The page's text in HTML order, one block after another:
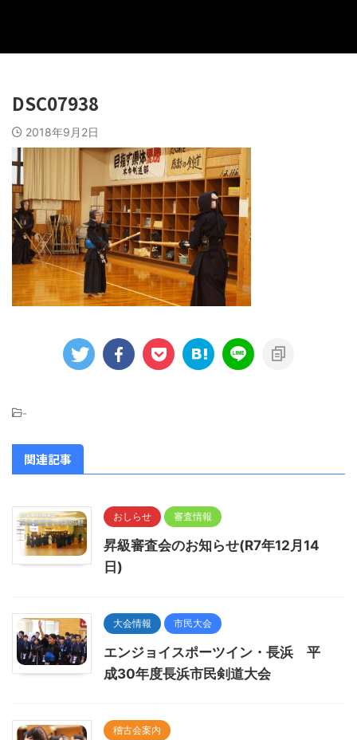
DSC07938
2018年9月2日
-
関連記事
おしらせ 審査情報
昇級審査会のお知らせ(R7年12月14
日)
大会情報 市民大会
エンジョイスポーツイン・長浜 平
成30年度長浜市民剣道大会
稽古会案内